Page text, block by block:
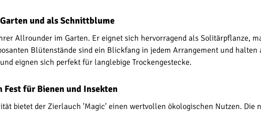
und als Schnittblume
Allrounder im Garten. Er eignet sich hervorragend als Solitärpflanze,
Blütenstände sind ein Blickfang in jedem Arrangement und
eignen sich perfekt für langlebige Trockengestecke.
für Bienen und Insekten
bietet der Zierlauch 'Magic' einen wertvollen ökologischen Nutzen.